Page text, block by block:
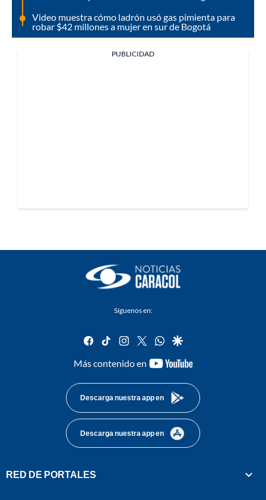
Video muestra cómo ladrón usó gas pimienta para
robar $42 millones a mujer en sur de Bogotá
PUBLICIDAD
Síguenos en:
facebook
tiktok instagram
twitterwhatsapp
google
Más contenido en
youtube-
Descarga nuestra app en
Descarga nuestra app en
RED DE PORTALES